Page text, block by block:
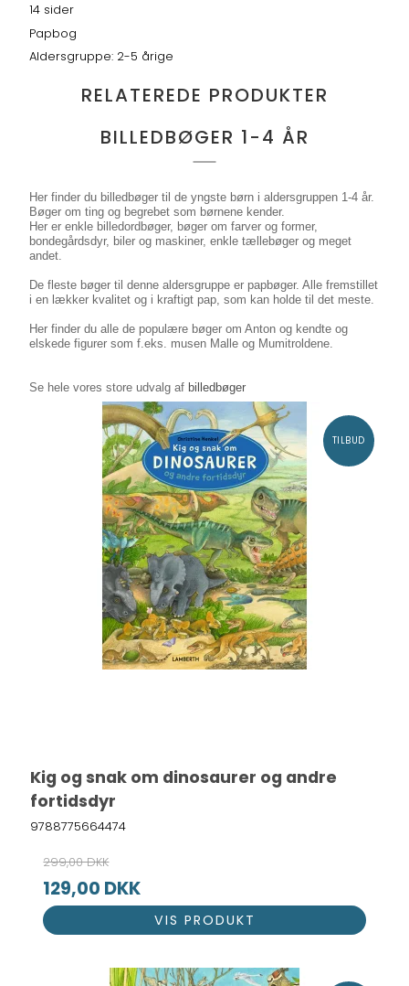
14 sider
Papbog
Aldersgruppe: 2-5 årige
RELATEREDE PRODUKTER
BILLEDBØGER 1-4 ÅR
Her finder du billedbøger til de yngste børn i aldersgruppen 1-4 år.
Bøger om ting og begrebet som børnene kender.
Her er enkle billedordbøger, bøger om farver og former,
bondegårdsdyr, biler og maskiner, enkle tællebøger og meget
andet.
De fleste bøger til denne aldersgruppe er papbøger. Alle fremstillet
i en lækker kvalitet og i kraftigt pap, som kan holde til det meste.
Her finder du alle de populære bøger om Anton og kendte og
elskede figurer som f.eks. musen Malle og Mumitroldene.
Se hele vores store udvalg af billedbøger
TILBUD
Kig og snak om dinosaurer og andre
fortidsdyr
9788775664474
299,00 DKK
129,00 DKK
VIS PRODUKT